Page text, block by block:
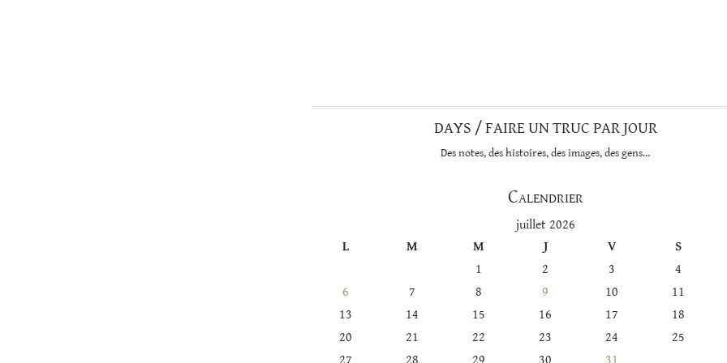
DAYS / FAIRE UN TRUC PAR JOUR
Des notes, des histoires, des images, des gens…
Calendrier
juillet 2026
L
M M J V S
1
2 3 4
6
7 8 9 10 11
13
14 15 16 17 18
20
21 22 23 24 25